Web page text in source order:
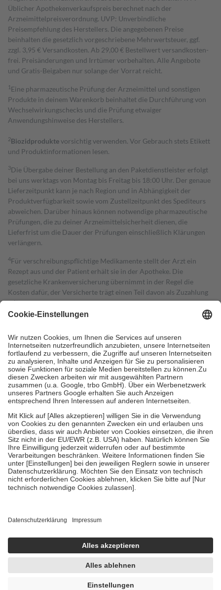
Üblicher Apothekenverkaufspreis berechnet nach der
Arzneimittelpreisverordnung. UVP: Unverbindliche
Preisempfehlung des Herstellers. Die angegebenen Preise
beinhalten die gesetzlich vorgeschriebene Mehrwertsteuer, ggf.
zzgl. 3,95 € Versandkosten. Ab 29,00 € Bestell­wert versand­kosten­
frei. Preisänderungen und Irrtümer vorbehalten. Alle Angebote
und Gratis-Beigaben nur solange der Vorrat reicht.
1 Eine pharmazeutische Prüfung der Arzneimittel und sonstigen
Produkte in deinem Warenkorb beinhaltet die Durchführung von
Wechselwirkungschecks und die Prüfung etwaiger
Anwendungshinweise des Herstellers.
2Biozidproduktevorsichtig verwenden. Vor Gebrauch stets Etikett
und Produktinformationen lesen.
3Die Übergabe deiner Bestellung an den Paketdienstleister erfolgt
bei uns werktags von Montag bis Freitag bis 18:00 Uhr. Der genaue
Lieferzeitpunkt kann je nach Region und in Abhängigkeit der
Produktverfügbarkeit sowie vom Zustellzeitpunkt des Spediteurs
abweichen. Darüber hinaus können notwendige pharmazeutische
Prüfungen, die zu deiner Arzneimittelsicherheit dienen, die
Lieferfrist um die Dauer der Prüfungen einschließlich Klärungen
verlängern.
4Für verschreibungspflichtige Medikamente stellt der Arzt ein
Rezept aus und der Patient erhält sie in der Apotheke. Die
gesetzliche Krankenversicherung übernimmt in der Regel die
Kosten dafür, der Versicherte trägt einen Teil davon als Zuzahlung
mit.
Grundsätzlich leisten Mitglieder Zuzahlungen in Höhe von zehn
höchstens zehn Euro.
Es sind jedoch nie mehr als die tatsächlichen
Kosten der Leistung zu entrichten.
Diese Regeln gelten grundsätzlich auch für Online-Apotheken.
Bei Heilmitteln und häuslicher Krankenpflege beträgt die
Zuzahlung zehn Prozent der Kosten sowie zehn Euro je
Verordnung.
Um das Engagement der Versicherten für ihre eigene Gesundheit zu
stärken und die besondere Stellung der Familie zu unterstützen,
fallenkeine Zuzahlungenan bei:
• Kindern und Jugendlichen bis zum vollendeten 18. Lebensjahr
mit Ausnahme der Fahrkosten
• Untersuchungen zur Vorsorge und Früherkennung, die von der
GKV getragen werden
• empfohlenen Schutzimpfungen
• Harn- und Blutteststreifen
getroffen, um sicherzustellen, dass es sich um echte Bewertungen
https://help.etrusted.com/hc/de/articles/4419944605341
Einige Bilder und Inhalte wurden unter Zuhilfenahme künstlicher